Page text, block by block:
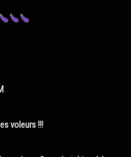
voleurs !!!